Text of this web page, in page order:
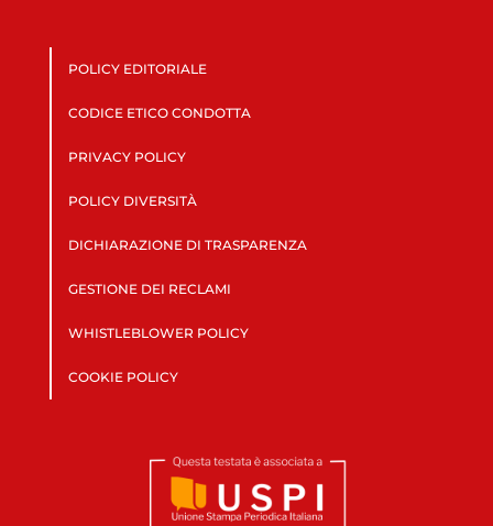
POLICY EDITORIALE
CODICE ETICO CONDOTTA
PRIVACY POLICY
POLICY DIVERSITÀ
DICHIARAZIONE DI TRASPARENZA
GESTIONE DEI RECLAMI
WHISTLEBLOWER POLICY
COOKIE POLICY